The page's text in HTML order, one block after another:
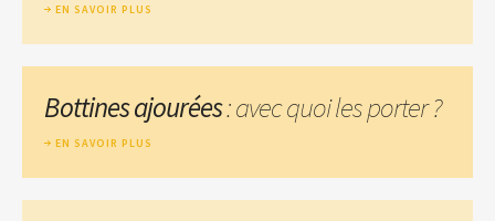
EN SAVOIR PLUS
Bottines ajourées: avec quoi les porter ?
EN SAVOIR PLUS